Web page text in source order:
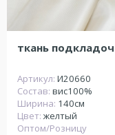
ткань
Артикул: И20660
Состав: вис100%
Ширина: 140см
Цвет: желтый
Оптом/Розницу